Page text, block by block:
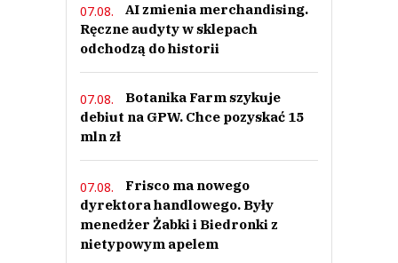
07.08.
AI zmienia merchandising.
Ręczne audyty w sklepach
odchodzą do historii
07.08.
Botanika Farm szykuje
debiut na GPW. Chce pozyskać 15
mln zł
07.08.
Frisco ma nowego
dyrektora handlowego. Były
menedżer Żabki i Biedronki z
nietypowym apelem